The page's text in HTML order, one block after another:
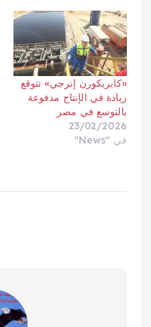
«كابريكورن إنرجي» تتوقع
زيادة في الإنتاج مدفوعة
بالتوسع في مصر
23/02/2026
في "News"